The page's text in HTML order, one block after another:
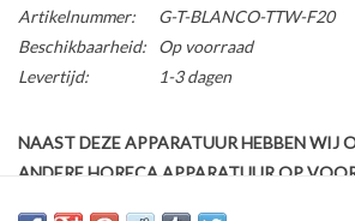
Artikelnummer:
G-T-BLANCO-TTW-F20
Beschikbaarheid:
Op voorraad
Levertijd:
1-3 dagen
NAAST DEZE APPARATUUR HEBBEN WIJ
ANDERE HORECA APPARATUUR OP
Kijk ook op onze website